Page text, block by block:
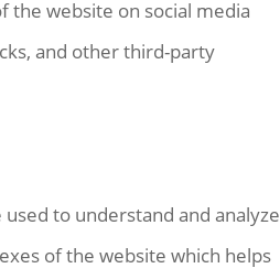
the website on social media
and other third-party
to understand and analyze
of the website which helps